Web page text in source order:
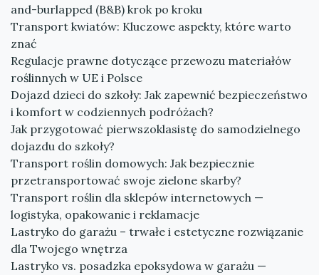
and-burlapped (B&B) krok po kroku
Transport kwiatów: Kluczowe aspekty, które warto
znać
Regulacje prawne dotyczące przewozu materiałów
roślinnych w UE i Polsce
Dojazd dzieci do szkoły: Jak zapewnić bezpieczeństwo
i komfort w codziennych podróżach?
Jak przygotować pierwszoklasistę do samodzielnego
dojazdu do szkoły?
Transport roślin domowych: Jak bezpiecznie
przetransportować swoje zielone skarby?
Transport roślin dla sklepów internetowych —
logistyka, opakowanie i reklamacje
Lastryko do garażu – trwałe i estetyczne rozwiązanie
dla Twojego wnętrza
Lastryko vs. posadzka epoksydowa w garażu —